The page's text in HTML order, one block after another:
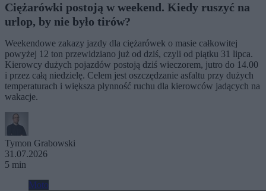
Ciężarówki postoją w weekend. Kiedy ruszyć na
urlop, by nie było tirów?
Weekendowe zakazy jazdy dla ciężarówek o masie całkowitej
powyżej 12 ton przewidziano już od dziś, czyli od piątku 31 lipca.
Kierowcy dużych pojazdów postoją dziś wieczorem, jutro do 14.00
i przez całą niedzielę. Celem jest oszczędzanie asfaltu przy dużych
temperaturach i większa płynność ruchu dla kierowców jadących na
wakacje.
Tymon Grabowski
31.07.2026
5 min
Moto